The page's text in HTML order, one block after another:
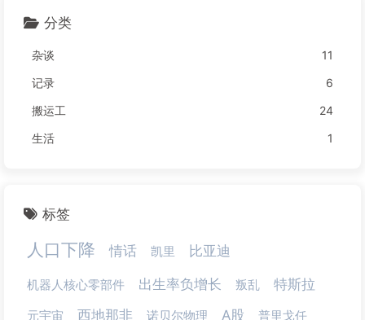
分类
杂谈
11
记录
6
搬运工
24
生活
1
标签
人口下降 情话 凯里 比亚迪
机器人核心零部件 出生率负增长 叛乱 特斯拉
元宇宙 西地那非 诺贝尔物理 A股 普里戈任